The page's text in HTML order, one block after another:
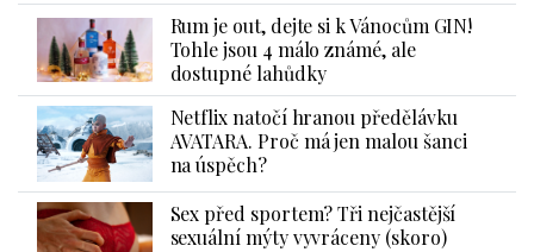
Rum je out, dejte si k Vánocům GIN!
Tohle jsou 4 málo známé, ale
dostupné lahůdky
Netflix natočí hranou předělávku
AVATARA. Proč má jen malou šanci
na úspěch?
Sex před sportem? Tři nejčastější
sexuální mýty vyvráceny (skoro)